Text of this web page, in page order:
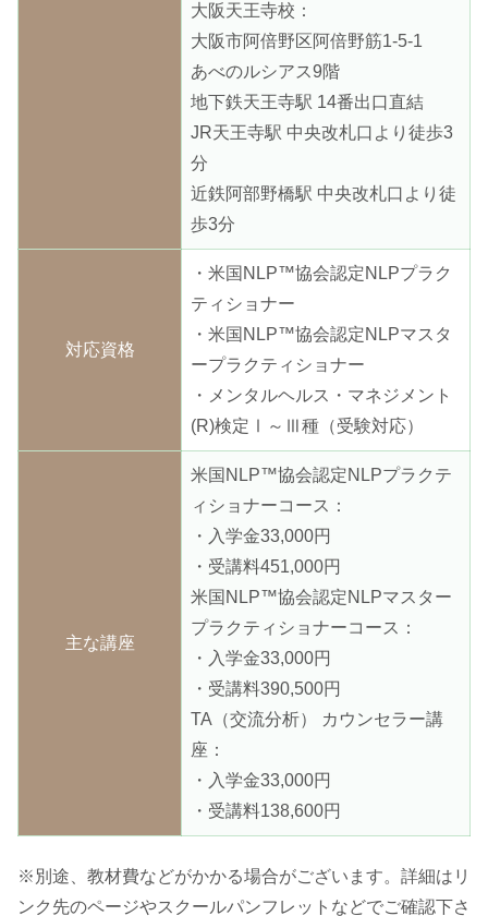
大阪天王寺校：
大阪市阿倍野区阿倍野筋1-5-1
あべのルシアス9階
地下鉄天王寺駅 14番出口直結
JR天王寺駅 中央改札口より徒歩3
分
近鉄阿部野橋駅 中央改札口より徒
歩3分
対応資格
・米国NLP™協会認定NLPプラク
ティショナー
・米国NLP™協会認定NLPマスタ
ープラクティショナー
・メンタルヘルス・マネジメント
(R)検定Ⅰ～Ⅲ種（受験対応）
主な講座
米国NLP™協会認定NLPプラクテ
ィショナーコース：
・入学金33,000円
・受講料451,000円
米国NLP™協会認定NLPマスター
プラクティショナーコース：
・入学金33,000円
・受講料390,500円
TA（交流分析） カウンセラー講
座：
・入学金33,000円
・受講料138,600円
※別途、教材費などがかかる場合がございます。詳細はリ
ンク先のページやスクールパンフレットなどでご確認下さ